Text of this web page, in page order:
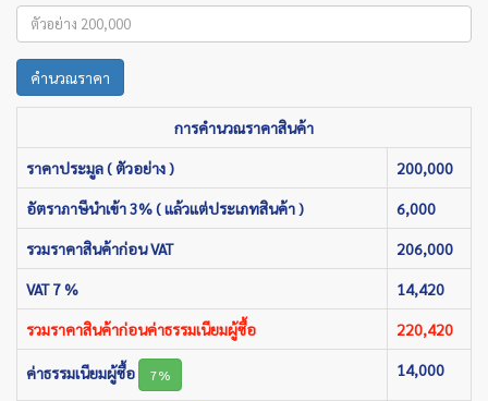
คำนวณราคา
การคำนวณราคาสินค้า
ราคาประมูล ( ตัวอย่าง ) 200,000
อัตราภาษีนำเข้า 3% ( แล้วแต่ประเภทสินค้า ) 6,000
รวมราคาสินค้าก่อน VAT 206,000
VAT 7 % 14,420
รวมราคาสินค้าก่อนค่าธรรมเนียมผู้ซื้อ 220,420
ค่าธรรมเนียมผู้ซื้อ 7% 14,000